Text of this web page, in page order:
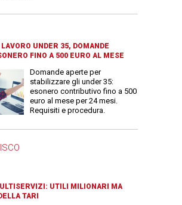
UNDER 35, DOMANDE
FINO A 500 EURO AL MESE
Domande aperte per
stabilizzare gli under 35:
esonero contributivo fino a 500
euro al mese per 24 mesi.
Requisiti e procedura.
UTILI MILIONARI MA
TARI